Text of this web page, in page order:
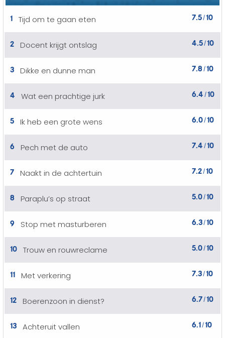
1 Tijd om te gaan eten 7.5/10
2 Docent krijgt ontslag 4.5/10
3 Dikke en dunne man 7.8/10
4 Wat een prachtige jurk 6.4 /10
5 Ik heb een grote wens 6.0/10
6 Pech met de auto 7.4 /10
7 Naakt in de achtertuin 7.2/10
8 Paraplu’s op straat 5.0/10
9 Stop met masturberen 6.3/10
10 Trouw en rouwreclame 5.0/10
11 Met verkering 7.3/10
12 Boerenzoon in dienst? 6.7/10
13 Achteruit vallen 6.1/10